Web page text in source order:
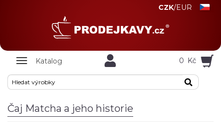
CZK/EUR
Zobrazit
Katalog 0 Kč
Čaj Matcha a jeho historie